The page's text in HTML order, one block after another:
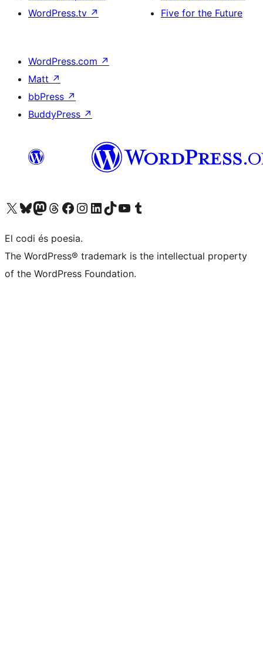
WordPress.tv ↗
Five for the Future
WordPress.com ↗
Matt ↗
bbPress ↗
BuddyPress ↗
Visiteu el nostre compte X (abans Twitter)
Visiteu el nostre compte de Bluesky
Visiteu el nostre compte al Mastodon
Visiteu el nostre compte de Threads
Visiteu la nostra pàgina al Facebook
Visiteu el nostre compte d'Instagram
Visiteu el nostre compte de LinkedIn
Visiteu el nostre compte de TikTok
Visiteu el nostre canal al YouTube
Visiteu el nostre compte de Tumblr
El codi és poesia.
The WordPress® trademark is the intellectual property
of the WordPress Foundation.